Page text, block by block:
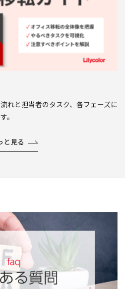
れと担当者のタスク、各フェーズに
。
と見る